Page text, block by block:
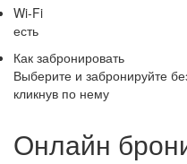
Wi-Fi
есть
Как забронировать
Выберите и забронируйте
кликнув по нему
Онлайн